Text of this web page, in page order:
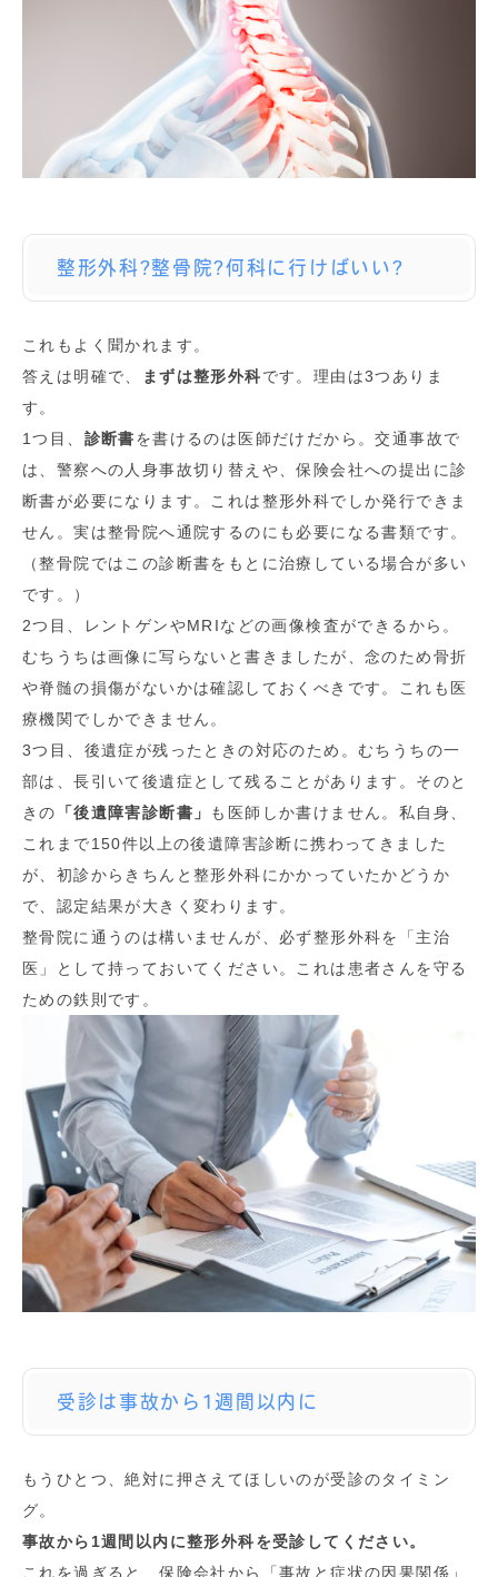
整形外科?整骨院?何科に行けばいい?
これもよく聞かれます。
答えは明確で、
まずは整形外科です。理由は3つありま
す。
1つ目、 診断書を書けるのは医師だけだから。交通事故で
は、警察への人身事故切り替えや、保険会社への提出に診
断書が必要になります。これは整形外科でしか発行できま
せん。実は整骨院へ通院するのにも必要になる書類です。
（整骨院ではこの診断書をもとに治療している場合が多い
です。）
2つ目、レントゲンやMRIなどの画像検査ができるから。
むちうちは画像に写らないと書きましたが、念のため骨折
や脊髄の損傷がないかは確認しておくべきです。これも医
療機関でしかできません。
3つ目、後遺症が残ったときの対応のため。むちうちの一
部は、長引いて後遺症として残ることがあります。そのと
きの
「後遺障害診断書」 も医師しか書けません。私自身、
これまで150件以上の後遺障害診断に携わってきました
が、初診からきちんと整形外科にかかっていたかどうか
で、認定結果が大きく変わります。
整骨院に通うのは構いませんが、必ず整形外科を「主治
医」として持っておいてください。これは患者さんを守る
ための鉄則です。
受診は事故から1週間以内に
もうひとつ、絶対に押さえてほしいのが受診のタイミン
グ。
事故から1週間以内に整形外科を受診してください。
これを過ぎると、保険会社から「事故と症状の因果関係」